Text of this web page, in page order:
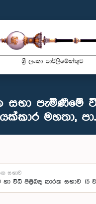
සභා පැමිණීමේ
මහතා,
සභාව